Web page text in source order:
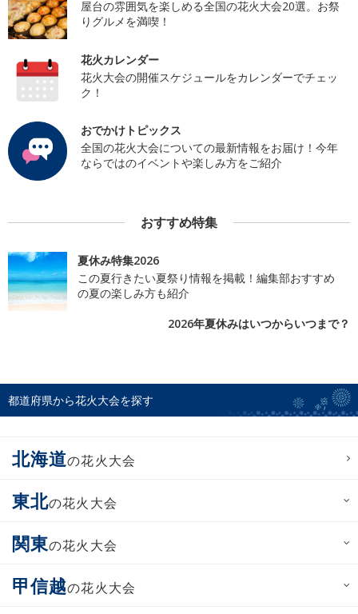
屋台の雰囲気を楽しめる全国の花火大会20選。お祭
りグルメを満喫！
花火カレンダー
花火大会の開催スケジュールをカレンダーでチェッ
ク！
おでかけトピックス
全国の花火大会についての最新情報をお届け！今年
ならではのイベントや楽しみ方をご紹介
おすすめ特集
夏休み特集2026
この夏行きたい夏祭り情報を掲載！編集部おすすめ
の夏の楽しみ方も紹介
2026年夏休みはいつからいつまで？
都道府県から花火大会を探す
北海道の花火大会
東北の花火大会
関東の花火大会
甲信越の花火大会